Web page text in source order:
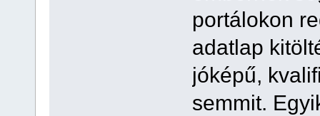
portálokon
adatlap
jóképű,
semmit.